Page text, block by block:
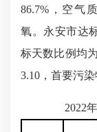
86.7%，空气
氧。永安市达
标天数比例均
3.10，首要污染
2022